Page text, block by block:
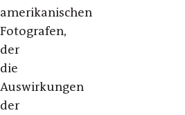
amerikanischen
Fotografen,
der
die
Auswirkungen
der